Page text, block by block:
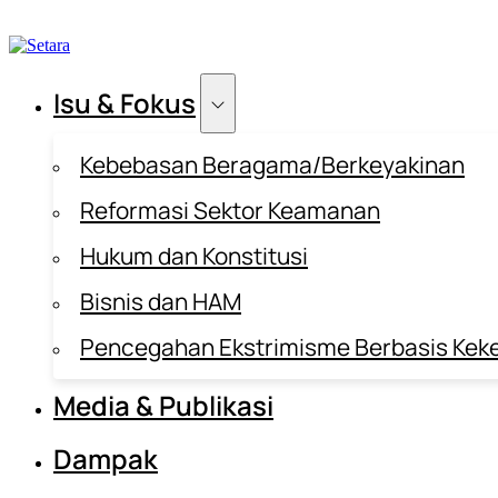
Isu & Fokus
Kebebasan Beragama/Berkeyakinan
Reformasi Sektor Keamanan
Hukum dan Konstitusi
Bisnis dan HAM
Pencegahan Ekstrimisme Berbasis
Media & Publikasi
Dampak